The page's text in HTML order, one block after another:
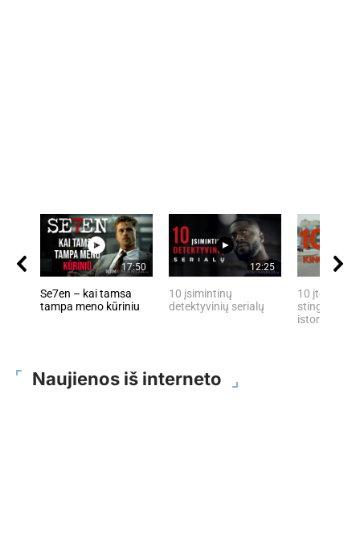
17:50
Se7en – kai tamsa
tampa meno kūriniu
12:25
10 įsimintinų
detektyvinių serialų
10 įtemptų,
stingdančių
istorijų
Naujienos iš interneto